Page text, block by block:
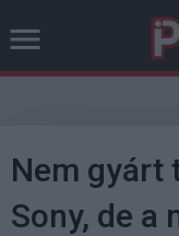
Nem gyárt
Sony, de a